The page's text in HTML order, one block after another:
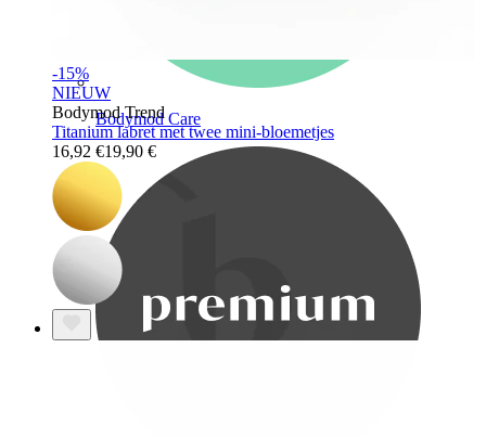
Bodymod Care
-15%
NIEUW
Bodymod Trend
Titanium labret met twee mini-bloemetjes
16,92 €19,90 €